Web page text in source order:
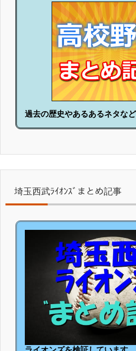
過去の歴史やあるあるネタなど
埼玉西武ﾗｲｵﾝｽﾞまとめ記事